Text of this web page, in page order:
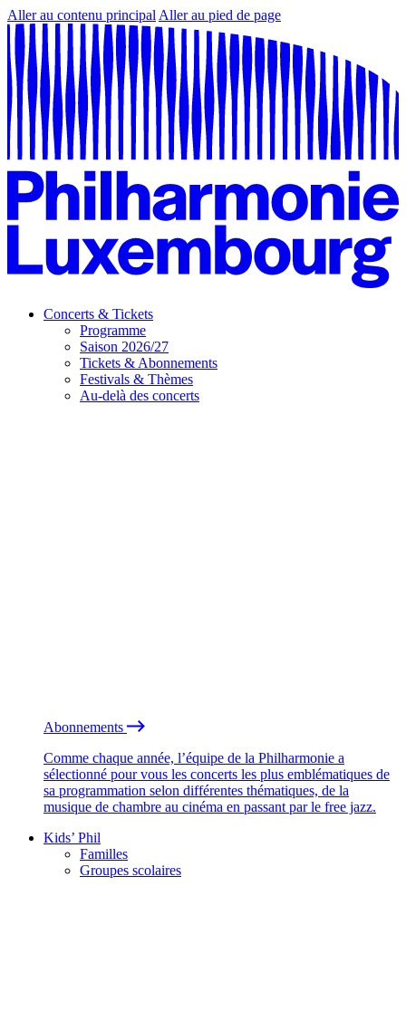
Aller au contenu principal Aller au pied de page
Concerts & Tickets
Programme
Saison 2026/27
Tickets & Abonnements
Festivals & Thèmes
Au-delà des concerts
Abonnements
Comme chaque année, l’équipe de la Philharmonie a
sélectionné pour vous les concerts les plus emblématiques de
sa programmation selon différentes thématiques, de la
musique de chambre au cinéma en passant par le free jazz.
Kids’ Phil
Familles
Groupes scolaires